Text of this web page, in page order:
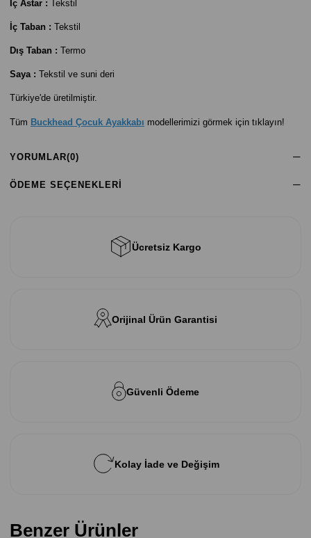
İç Astar : Tekstil
İç Taban : Tekstil
Dış Taban : Termo
Saya : Tekstil ve suni deri
Türkiye'de üretilmiştir.
Tüm Buckhead Çocuk Ayakkabı modellerimizi görmek için tıklayın!
YORUMLAR(0)
ÖDEME SEÇENEKLERI
Ücretsiz Kargo
Orijinal Ürün Garantisi
Güvenli Ödeme
Kolay İade ve Değişim
Benzer Ürünler